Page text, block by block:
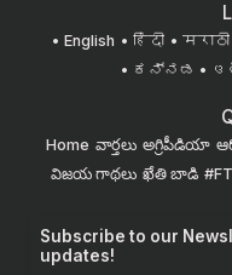
English हिंदी मराठी
ಕನ್ನಡ
Home వార్తలు అగ్రిపీడియా
విజయ గాథలు ఖేతి బాడి
Subscribe to our
updates!